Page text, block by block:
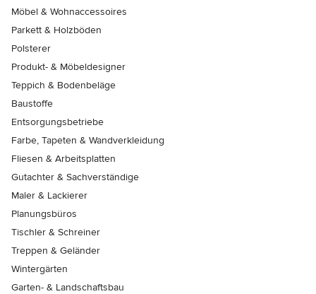
Möbel & Wohnaccessoires
Parkett & Holzböden
Polsterer
Produkt- & Möbeldesigner
Teppich & Bodenbeläge
Baustoffe
Entsorgungsbetriebe
Farbe, Tapeten & Wandverkleidung
Fliesen & Arbeitsplatten
Gutachter & Sachverständige
Maler & Lackierer
Planungsbüros
Tischler & Schreiner
Treppen & Geländer
Wintergärten
Garten- & Landschaftsbau